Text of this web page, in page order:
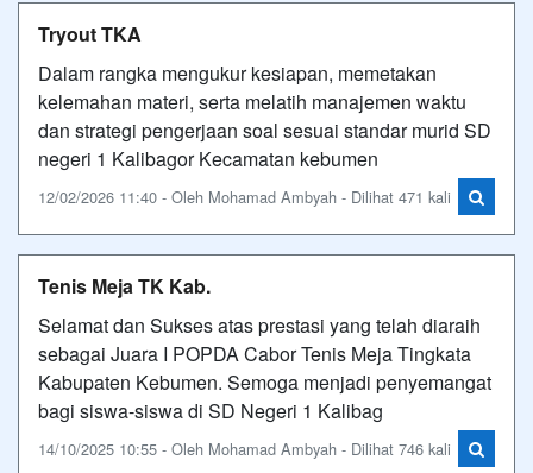
Tryout TKA
Dalam rangka mengukur kesiapan, memetakan
kelemahan materi, serta melatih manajemen waktu
dan strategi pengerjaan soal sesuai standar murid SD
negeri 1 Kalibagor Kecamatan kebumen
12/02/2026 11:40 - Oleh Mohamad Ambyah - Dilihat 471 kali
Tenis Meja TK Kab.
Selamat dan Sukses atas prestasi yang telah diaraih
sebagai Juara I POPDA Cabor Tenis Meja Tingkata
Kabupaten Kebumen. Semoga menjadi penyemangat
bagi siswa-siswa di SD Negeri 1 Kalibag
14/10/2025 10:55 - Oleh Mohamad Ambyah - Dilihat 746 kali